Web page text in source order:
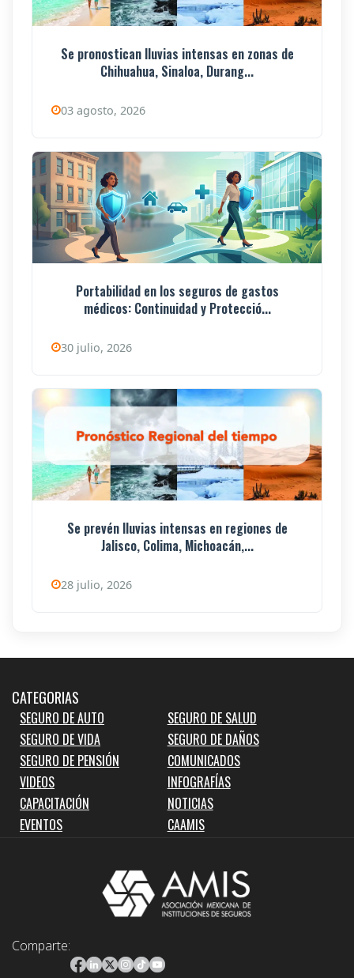
Se pronostican lluvias intensas en zonas de
Chihuahua, Sinaloa, Durang...
03 agosto, 2026
Portabilidad en los seguros de gastos
médicos: Continuidad y Protecció...
30 julio, 2026
Se prevén lluvias intensas en regiones de
Jalisco, Colima, Michoacán,...
28 julio, 2026
CATEGORIAS
SEGURO DE AUTO
SEGURO DE SALUD
SEGURO DE VIDA
SEGURO DE DAÑOS
SEGURO DE PENSIÓN
COMUNICADOS
VIDEOS
INFOGRAFÍAS
CAPACITACIÓN
NOTICIAS
EVENTOS
CAAMIS
Comparte: